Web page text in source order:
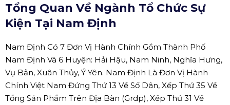
Tổng Quan Về Ngành Tổ Chức Sự
Kiện Tại Nam Định
Nam Định Có 7 Đơn Vị Hành Chính Gồm Thành Phố
Nam Định Và 6 Huyện: Hải Hậu, Nam Ninh, Nghĩa Hưng,
Vụ Bản, Xuân Thủy, Ý Yên. Nam Định Là Đơn Vị Hành
Chính Việt Nam Đứng Thứ 13 Về Số Dân, Xếp Thứ 35 Về
Tổng Sản Phẩm Trên Địa Bàn (Grdp), Xếp Thứ 31 Về